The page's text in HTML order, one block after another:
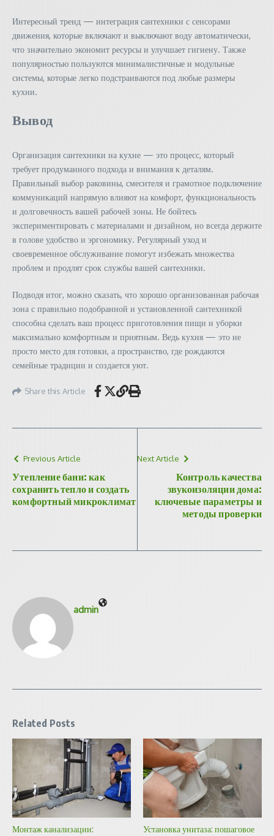
Интересный тренд — интеграция сантехники с сенсорами
движения, которые включают и выключают воду автоматически,
что значительно экономит ресурсы и улучшает гигиену. Также
популярностью пользуются минималистичные и модульные
системы, которые легко подстраиваются под любые размеры
кухни.
Вывод
Организация сантехники на кухне — это процесс, который
требует продуманного подхода и внимания к деталям.
Правильный выбор раковины, смесителя и грамотное подключение
коммуникаций напрямую влияют на комфорт, функциональность
и долговечность вашей рабочей зоны. Не бойтесь
экспериментировать с материалами и дизайном, но всегда держите
в голове удобство и эргономику. Регулярный уход и
своевременное обслуживание помогут избежать множества
проблем и продлят срок службы вашей сантехники.
Подводя итог, можно сказать, что хорошо организованная рабочая
зона с правильно подобранной и установленной сантехникой
способна сделать ваш процесс приготовления пищи и уборки
максимально комфортным и приятным. Ведь кухня — это не
просто место для готовки, а пространство, где рождаются
семейные традиции и создается уют.
Share this Article
Previous Article
Утепление бани: как
сохранить тепло и создать
комфортный микроклимат
Next Article
Контроль качества
звукоизоляции дома:
ключевые параметры и
методы проверки
admin
Related Posts
Монтаж канализации:
Установка унитаза: пошаговое